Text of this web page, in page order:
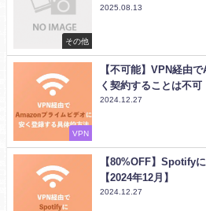
その他
2025.08.13
VPN
【不可能】VPN経由
く契約することは不可
2024.12.27
【80%OFF】Spotify
【2024年12月】
2024.12.27